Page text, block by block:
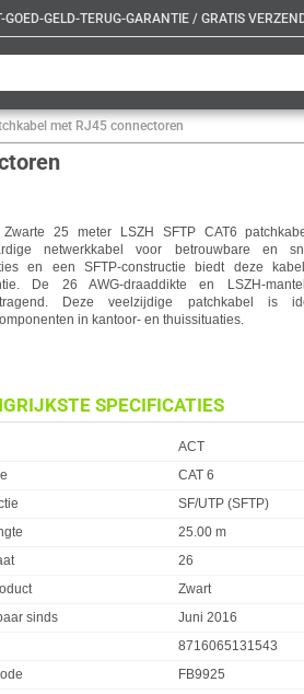
GELD-TERUG-GARANTIE / GRATIS
met RJ45 connectoren
Zwarte 25 meter LSZH SFTP CAT6
netwerkkabel voor betrouwbare en
en een SFTP-constructie biedt deze
De 26 AWG-draaddikte en LSZH-
Deze veelzijdige patchkabel is
in kantoor- en thuissituaties.
SPECIFICATIES
ACT
CAT 6
SF/UTP (SFTP)
25.00 m
26
Zwart
sinds
Juni 2016
8716065131543
FB9925